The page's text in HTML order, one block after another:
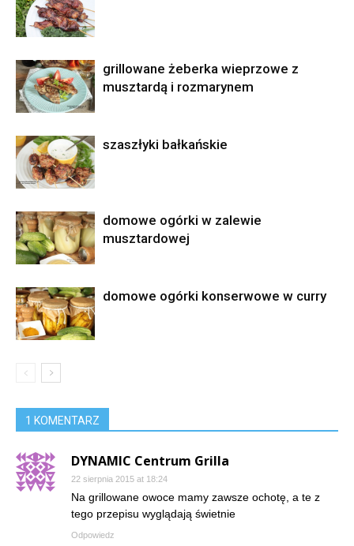
grillowane żeberka wieprzowe z
musztardą i rozmarynem
szaszłyki bałkańskie
domowe ogórki w zalewie
musztardowej
domowe ogórki konserwowe w curry
1 KOMENTARZ
DYNAMIC Centrum Grilla
22 sierpnia 2015 at 18:24
Na grillowane owoce mamy zawsze ochotę, a te z
tego przepisu wyglądają świetnie
Odpowiedz